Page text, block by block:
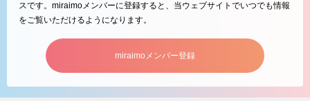
スです。miraimoメンバーに登録すると、当ウェブサイトでいつでも情報
をご覧いただけるようになります。
miraimoメンバー登録